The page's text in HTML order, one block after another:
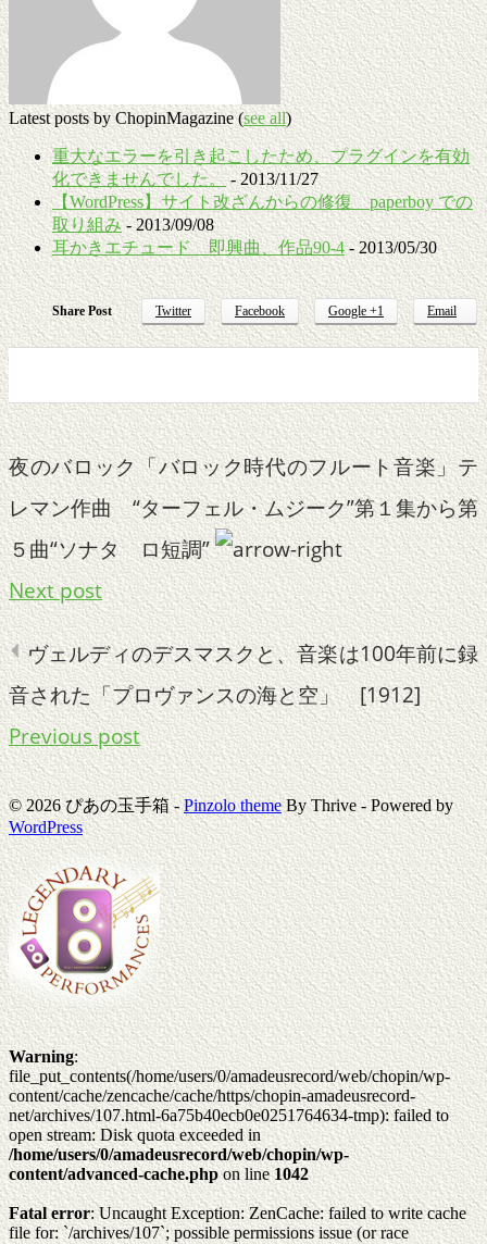
Latest posts by ChopinMagazine(see all)
重大なエラーを引き起こしたため、プラグインを有効
化できませんでした。- 2013/11/27
【WordPress】サイト改ざんからの修復 paperboy での
取り組み- 2013/09/08
耳かきエチュード 即興曲、作品90-4- 2013/05/30
Share Post Twitter Facebook Google +1 Email
夜のバロック「バロック時代のフルート音楽」テ
レマン作曲 “ターフェル・ムジーク”第１集から第
５曲“ソナタ ロ短調”
Next post
ヴェルディのデスマスクと、音楽は100年前に録
音された「プロヴァンスの海と空」 [1912]
Previous post
© 2026 ぴあの玉手箱 -Pinzolo themeBy Thrive - Powered by
WordPress
Warning:
file_put_contents(/home/users/0/amadeusrecord/web/chopin/wp-
content/cache/zencache/cache/https/chopin-amadeusrecord-
net/archives/107.html-6a75b40ecb0e0251764634-tmp): failed to
open stream: Disk quota exceeded in
/home/users/0/amadeusrecord/web/chopin/wp-
content/advanced-cache.phpon line1042
Fatal error: Uncaught Exception: ZenCache: failed to write cache
file for: `/archives/107`; possible permissions issue (or race